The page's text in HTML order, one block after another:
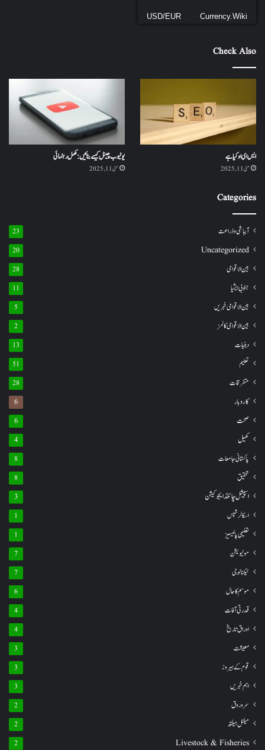
USD/EUR Currency.Wiki
Check Also
ایس ای او کیا ہے
مئی 11, 2025
یوٹیوب چینل کیسے بنائیں: مکمل رہنمائی
مئی 11, 2025
Categories
آبباشی وذراعت 23
Uncategorized
20
بین الاقوامی 28
جنوبی ایشیا 11
بین الاقوامی خبریں 5
بین الاقوامی کالمز 2
دینیات 13
تعلیم 51
متفرقات 28
کاروبار 6
صحت 6
کھیل 4
پاکستانی جامعات 8
تحقیق 8
اسپیشل چائلڈ ایجوکیشن 3
اسکالرشپس 1
تعلیمی پالیسیز 1
موٹیویشن 7
ٹیکنالوجی 7
موسم کا حال 6
قدرتی آفات 4
اوراق تاریخ 4
معیشت 3
قوم کے ہیروز 3
اہم خبریں 3
سروروق 2
مینٹل ہیلتھ 2
Livestock & Fisheries
2